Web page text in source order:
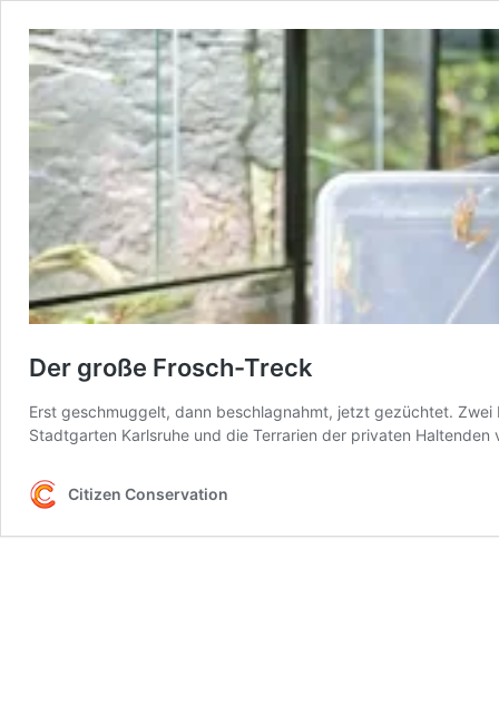
Der große Frosch-Treck
Erst geschmuggelt, dann beschlagnahmt, jetzt gezüchtet.
Stadtgarten Karlsruhe und die Terrarien der privaten
Citizen Conservation